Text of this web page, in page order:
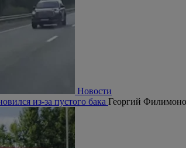
Новости
из-за пустого бака Георгий